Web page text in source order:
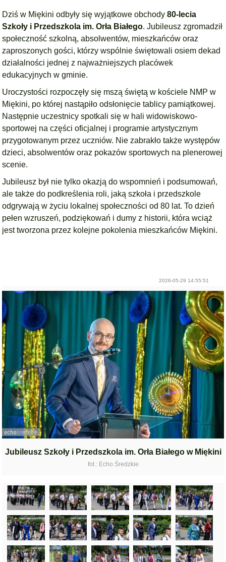
Dziś w Miękini odbyły się wyjątkowe obchody80-lecia
Szkoły i Przedszkola im. Orła Białego. Jubileusz zgromadził
społeczność szkolną, absolwentów, mieszkańców oraz
zaproszonych gości, którzy wspólnie świętowali osiem dekad
działalności jednej z najważniejszych placówek
edukacyjnych w gminie.
Uroczystości rozpoczęły się mszą świętą w kościele NMP w
Miękini, po której nastąpiło odsłonięcie tablicy pamiątkowej.
Następnie uczestnicy spotkali się w hali widowiskowo-
sportowej na części oficjalnej i programie artystycznym
przygotowanym przez uczniów. Nie zabrakło także występów
dzieci, absolwentów oraz pokazów sportowych na plenerowej
scenie.
Jubileusz był nie tylko okazją do wspomnień i podsumowań,
ale także do podkreślenia roli, jaką szkoła i przedszkole
odgrywają w życiu lokalnej społeczności od 80 lat. To dzień
pełen wzruszeń, podziękowań i dumy z historii, która wciąż
jest tworzona przez kolejne pokolenia mieszkańców Miękini.
2026-05-29 14:55:51
Jubileusz Szkoły i Przedszkola im. Orła Białego w Miękini
fot.: Echo Średzkie